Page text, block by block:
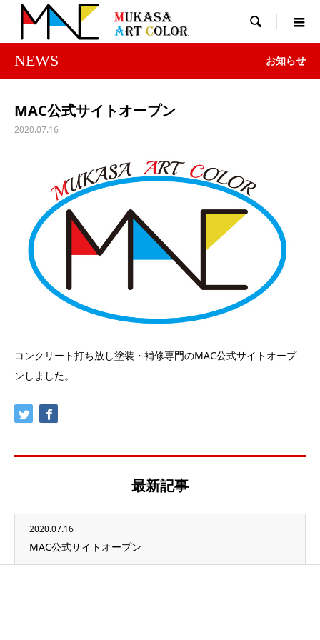

NEWS お知らせ
MAC公式サイトオープン
2020.07.16
コンクリート打ち放し塗装・補修専門のMAC公式サイトオープ
ンしました。
最新記事
2020.07.16
MAC公式サイトオープン